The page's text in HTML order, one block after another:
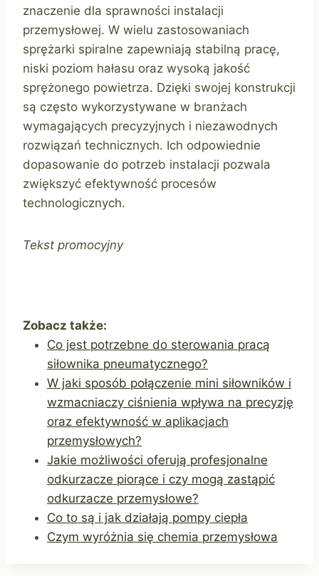
znaczenie dla sprawności instalacji
przemysłowej. W wielu zastosowaniach
sprężarki spiralne zapewniają stabilną pracę,
niski poziom hałasu oraz wysoką jakość
sprężonego powietrza. Dzięki swojej konstrukcji
są często wykorzystywane w branżach
wymagających precyzyjnych i niezawodnych
rozwiązań technicznych. Ich odpowiednie
dopasowanie do potrzeb instalacji pozwala
zwiększyć efektywność procesów
technologicznych.
Tekst promocyjny
Zobacz także:
Co jest potrzebne do sterowania pracą
siłownika pneumatycznego?
W jaki sposób połączenie mini siłowników i
wzmacniaczy ciśnienia wpływa na precyzję
oraz efektywność w aplikacjach
przemysłowych?
Jakie możliwości oferują profesjonalne
odkurzacze piorące i czy mogą zastąpić
odkurzacze przemysłowe?
Co to są i jak działają pompy ciepła
Czym wyróżnia się chemia przemysłowa